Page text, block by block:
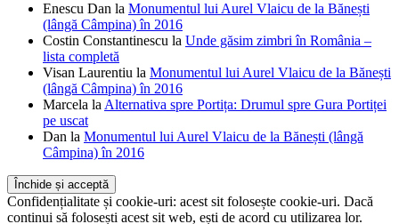
Enescu Dan la Monumentul lui Aurel Vlaicu de la Bănești
(lângă Câmpina) în 2016
Costin Constantinescu la Unde găsim zimbri în România –
lista completă
Visan Laurentiu la Monumentul lui Aurel Vlaicu de la Bănești
(lângă Câmpina) în 2016
Marcela laAlternativa spre Portița: Drumul spre Gura Portiței
pe uscat
Dan la Monumentul lui Aurel Vlaicu de la Bănești (lângă
Câmpina) în 2016
Confidențialitate și cookie-uri: acest sit folosește cookie-uri. Dacă
continui să folosești acest sit web, ești de acord cu utilizarea lor.